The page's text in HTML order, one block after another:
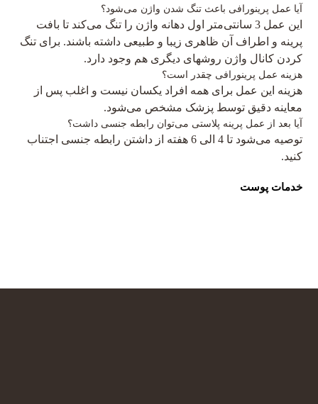
آیا عمل پرینورافی باعث تنگ شدن واژن می‌شود؟
این عمل 3 سانتی‌متر اول دهانه واژن را تنگ می‌کند تا بافت
پرینه و اطراف آن ظاهری زیبا و طبیعی داشته باشند. برای تنگ
کردن کانال واژن روش‎های دیگری هم وجود دارد.
هزینه عمل پرینورافی چقدر است؟
هزینه این عمل برای همه افراد یکسان نیست و اغلب پس از
معاینه دقیق توسط پزشک مشخص می‌شود.
آیا بعد از عمل پرینه پلاستی می‌توان رابطه جنسی داشت؟
توصیه می‌شود تا 4 الی 6 هفته از داشتن رابطه جنسی اجتناب
کنید.
خدمات پوست